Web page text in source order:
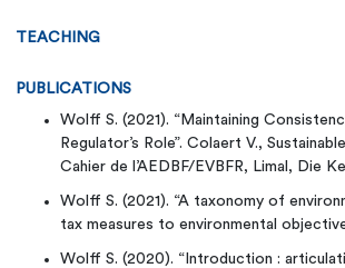
TEACHING
PUBLICATIONS
Wolff S. (2021). “Maintaining
Regulator’s Role”. Colaert V.,
Cahier de l’AEDBF/EVBFR, Limal, Die
Wolff S. (2021). “A taxonomy of
tax measures to environmental
Wolff S. (2020). “Introduction :